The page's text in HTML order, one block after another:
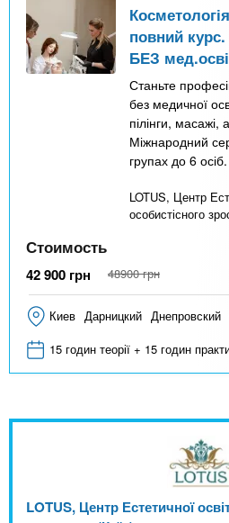
повний
БЕЗ
Станьте
без медичної
пілінги,
Міжнародний
групах до 6 осіб.
LOTUS, Центр
особистісного
Стоимость
42 900 грн 48900 грн
Киев Дарницкий Днепровский
15 годин теорії + 15 годин
LOTUS, Центр Естетичної